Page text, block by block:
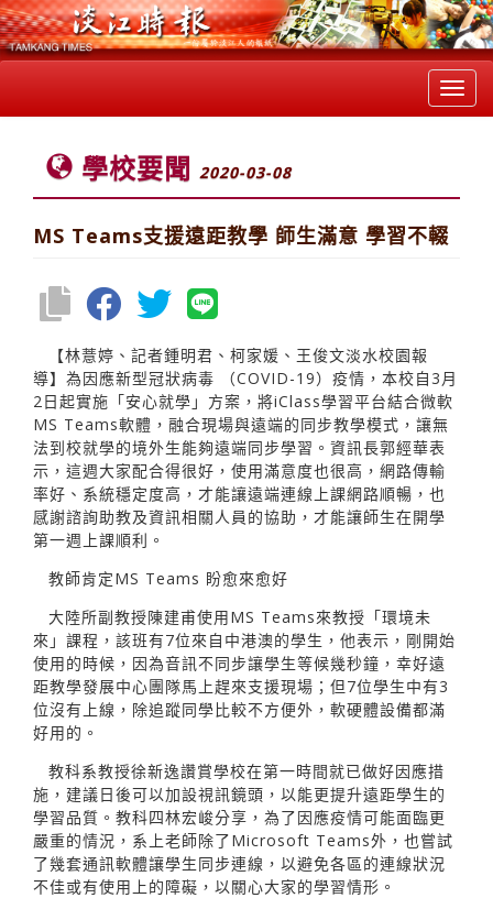
學校要聞 2020-03-08
MS Teams支援遠距教學 師生滿意 學習不輟
【林薏婷、記者鍾明君、柯家媛、王俊文淡水校園報
導】為因應新型冠狀病毒 （COVID-19）疫情，本校自3月
2日起實施「安心就學」方案，將iClass學習平台結合微軟
MS Teams軟體，融合現場與遠端的同步教學模式，讓無
法到校就學的境外生能夠遠端同步學習。資訊長郭經華表
示，這週大家配合得很好，使用滿意度也很高，網路傳輸
率好、系統穩定度高，才能讓遠端連線上課網路順暢，也
感謝諮詢助教及資訊相關人員的協助，才能讓師生在開學
第一週上課順利。
教師肯定MS Teams 盼愈來愈好
大陸所副教授陳建甫使用MS Teams來教授「環境未
來」課程，該班有7位來自中港澳的學生，他表示，剛開始
使用的時候，因為音訊不同步讓學生等候幾秒鐘，幸好遠
距教學發展中心團隊馬上趕來支援現場；但7位學生中有3
位沒有上線，除追蹤同學比較不方便外，軟硬體設備都滿
好用的。
教科系教授徐新逸讚賞學校在第一時間就已做好因應措
施，建議日後可以加設視訊鏡頭，以能更提升遠距學生的
學習品質。教科四林宏峻分享，為了因應疫情可能面臨更
嚴重的情況，系上老師除了Microsoft Teams外，也嘗試
了幾套通訊軟體讓學生同步連線，以避免各區的連線狀況
不佳或有使用上的障礙，以關心大家的學習情形。